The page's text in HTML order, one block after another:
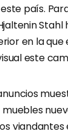
país.
Stahl
en la que
este